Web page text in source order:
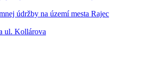
údržby na území mesta Rajec
ul. Kollárova